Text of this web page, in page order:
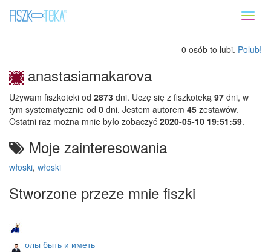
0 osób to lubi. Polub!
anastasiamakarova
Używam fiszkoteki od 2873 dni. Uczę się z fiszkoteką 97 dni, w
tym systematycznie od 0 dni. Jestem autorem 45 zestawów.
Ostatni raz można mnie było zobaczyć 2020-05-10 19:51:59.
Moje zainteresowania
włoski, włoski
Stworzone przeze mnie fiszki
глаголы быть и иметь